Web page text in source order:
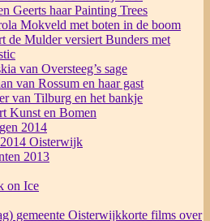
Geerts haar Painting Trees
Mokveld met boten in de boom
de Mulder versiert Bunders met
van Oversteeg’s sage
van Rossum en haar gast
van Tilburg en het bankje
Kunst en Bomen
2014
Oisterwijk
2013
on Ice
gemeente Oisterwijkkorte films over